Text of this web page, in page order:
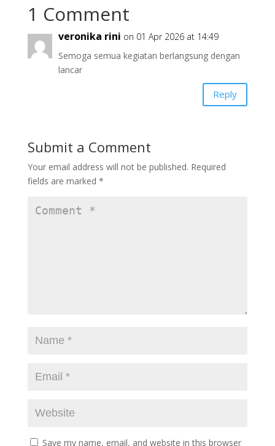
o
o
k
o
n
1 Comment
veronika rini on 01 Apr 2026 at 14:49
Semoga semua kegiatan berlangsung dengan
lancar
Reply
Submit a Comment
Your email address will not be published. Required
fields are marked *
Save my name, email, and website in this browser